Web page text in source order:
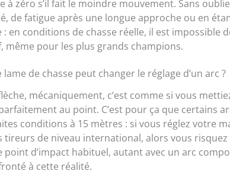
à zéro s’il fait le moindre mouvement. Sans
de fatigue après une longue approche ou en
: en conditions de chasse réelle, il est
même pour les plus grands champions.
lame de chasse peut changer le réglage d’un arc ?
mécaniquement, c’est comme si vous
au point. C’est pour ça que certains
conditions à 15 mètres : si vous réglez votre
de niveau international, alors vous
d’impact habituel, autant avec un arc
à cette réalité.